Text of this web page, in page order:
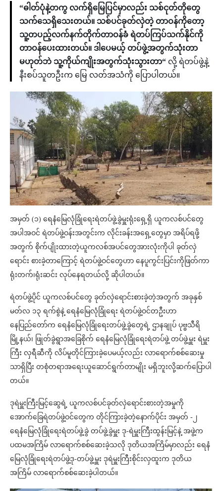
“ဓါတ်ပုံနဲ့တကွ လက်ရှိမြေပြင်မှာလည်း သစ်ငုတ်တိုတွေ
သက်သေရှိသေးတယ်။ သစ်ပင်ခုတ်လှဲတဲ့ တာဝန်ကိုတော့
သူ့တပည့်လက်နက်တိုက်တာဝန်ခံ ရဲတပ်ကြပ်သက်နိုင်ကို
တာဝန်ပေးထားတယ်။ ဒါပေမယ့် တပ်ဖွဲ့အတွက်သုံးတာ
မဟုတ်ဘဲ သူ့ကိုယ်ကျိုးအတွက်သုံးသွားတာ“ လို့ ရဲတပ်ဖွဲ့နဲ့
နီးစပ်သူတဦးက မြေ လတ်အသံကို ပြောပါတယ်။
အမှတ် (၁) ရေနံမြေလုံခြုံရေးရဲတပ်ဖွဲ့ခွဲမှူးရုံးရှေ့ရှိ ယူကလစ်ပင်တွေ
အပါအဝင် ရဲတပ်ဖွဲ့ဝန်းအတွင်းက လိုင်းခန်းအရှေ့တွေမှာ အရိပ်ရဖို့
အတွက် စိုက်ပျိုးထားတဲ့ယူကလစ်အပင်တွေအားလုံးကိုပါ ခုတ်လှဲ
ရောင်း စားခဲ့တာကြောင့် ရဲတပ်ဖွဲ့ဝင်တွေဟာ နေပူကွင်းပြင်းကိုဖြတ်ကာ
ရုံးတက်၊ရုံးဆင်း လုပ်နေရတယ်လို့ ဆိုပါတယ်။
ရဲတပ်ဖွဲ့ပိုင် ယူကလစ်ပင်တွေ ခုတ်လှဲရောင်းစားခဲ့တဲ့အတွက် အခုနှစ်
မတ်လ ၁၃ ရက်စွဲနဲ့ ရေနံမြေလုံခြုံရေး ရဲတပ်ဖွဲ့ဝင်တဦးဟာ
နေပြည်တော်က ရေနံမြေလုံခြုံရေးတပ်ဖွဲ့ခွဲတွေရဲ့ ဌာနချုပ် ပုဗ္ဗသီရိ
မြို့နယ်၊ ဖြုတ်ခွဲရွာအခြေစိုက် ရေနံမြေလုံခြုံရေးရဲတပ်ဖွဲ့ တပ်ဖွဲ့မှူး ရဲမှူး
ကြီး လှရီဆီကို လိပ်မူတိုင်ကြားခဲ့ပေမယ့်လည်း လာရောက်စစ်ဆေးမှု
သာရှိပြီး တစုံတရာအရေးယူဆောင်ရွက်တာမျိုး မရှိဘူးလို့ဆက်ပြောပါ
တယ်။
ဒုရဲမှူးကြီးမြင့်ဆွေရဲ့ ယူကလစ်ပင်ခုတ်လှဲရောင်းစားတဲ့အမှုကို
အောက်ခြေရဲတပ်ဖွဲ့ဝင်တွေက တိုင်ကြားခဲ့တဲ့နောက်ပိုင်း အမှတ် -၂
ရေနံမြေလုံခြုံရေးရဲတပ်ဖွဲ့ခွဲ တပ်ဖွဲ့ခွဲမှူး ဒု-ရဲမှူးကြီးထွန်းမြင့်နဲ့ အဖွဲ့က
ပထမအကြိမ် လာရောက်စစ်ဆေးခဲ့သလို ဒုတိယအကြိမ်မှာလည်း ရေနံ
မြေလုံခြုံရေးရဲတပ်ဖွဲ့ဒု-တပ်ဖွဲ့မှူး ဒုရဲမှူးကြီးစိုင်းလှထူးက ဒုတိယ
အကြိမ် လာရောက်စစ်ဆေးခဲ့ပါတယ်။